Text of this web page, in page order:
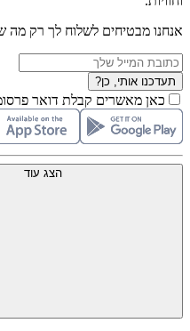
אנחנו מבטיחים לשלוח לך רק מה
תעדכנו אותי, כן?
כאן מאשרים קבלת דואר
הצג עוד